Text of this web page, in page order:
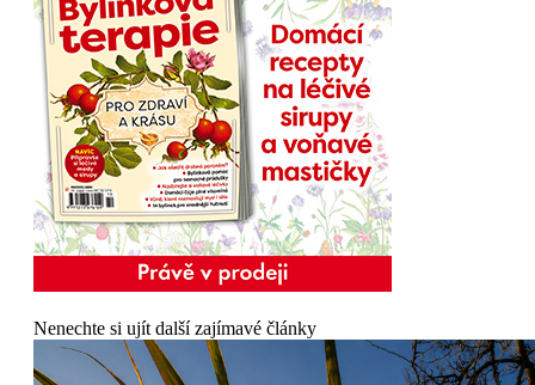
Nenechte si ujít další zajímavé články